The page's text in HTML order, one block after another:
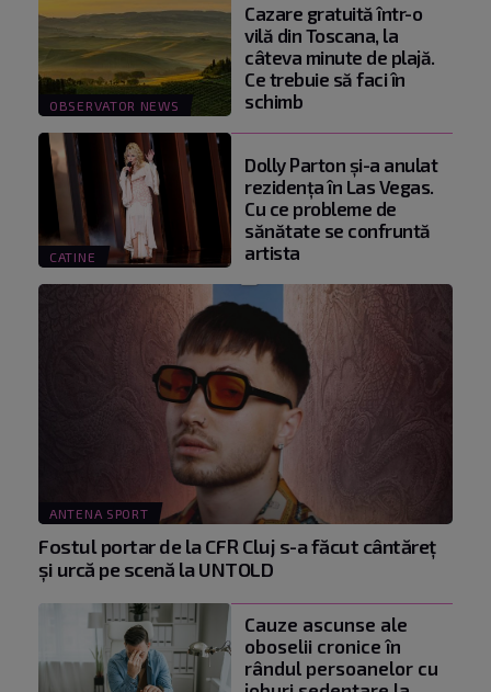
OBSERVATOR NEWS
Cazare gratuită într-o
vilă din Toscana, la
câteva minute de plajă.
Ce trebuie să faci în
schimb
CATINE
Dolly Parton și-a anulat
rezidența în Las Vegas.
Cu ce probleme de
sănătate se confruntă
artista
ANTENA SPORT
Fostul portar de la CFR Cluj s-a făcut cântăreţ
şi urcă pe scenă la UNTOLD
Cauze ascunse ale
oboselii cronice în
rândul persoanelor cu